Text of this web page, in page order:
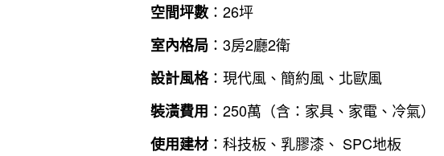
空間坪數 ：26坪
室內格局 ：3房2廳2衛
設計風格：現代風、簡約風、北歐風
裝潢費用 ：250萬（含：家具、家電、冷氣）
使用建材 ：科技板、乳膠漆、 SPC地板